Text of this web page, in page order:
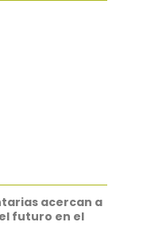
acercan a
futuro en el